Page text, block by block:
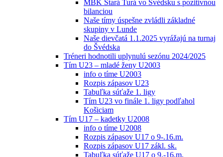
MBK Stará Turá vo Švédsku s pozitívnou
bilanciou
Naše tímy úspešne zvládli základné
skupiny v Lunde
Naše dievčatá 1.1.2025 vyrážajú na turnaj
do Švédska
Tréneri hodnotili uplynulú sezónu 2024/2025
Tím U23 – mladé ženy U2003
info o tíme U2003
Rozpis zápasov U23
Tabuľka súťaže 1. ligy
Tím U23 vo finále 1. ligy podľahol
Košiciam
Tím U17 – kadetky U2008
info o tíme U2008
Rozpis zápasov U17 o 9-.16.m.
Rozpis zápasov U17 zákl. sk.
Tabuľka súťaže U17 o 9.-16.m.